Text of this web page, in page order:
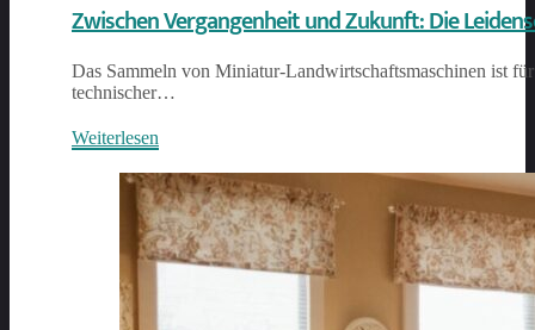
Zwischen Vergangenheit und Zukunft: Die
Das Sammeln von Miniatur-Landwirtschaftsmaschinen ist
technischer…
Weiterlesen